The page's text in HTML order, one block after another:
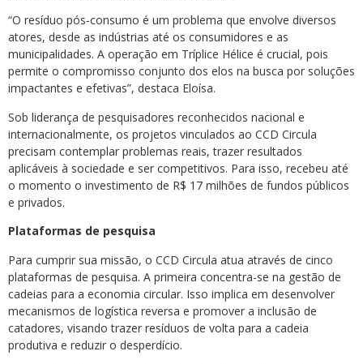
“O resíduo pós-consumo é um problema que envolve diversos
atores, desde as indústrias até os consumidores e as
municipalidades. A operação em Tríplice Hélice é crucial, pois
permite o compromisso conjunto dos elos na busca por soluções
impactantes e efetivas”, destaca Eloísa.
Sob liderança de pesquisadores reconhecidos nacional e
internacionalmente, os projetos vinculados ao CCD Circula
precisam contemplar problemas reais, trazer resultados
aplicáveis à sociedade e ser competitivos. Para isso, recebeu até
o momento o investimento de R$ 17 milhões de fundos públicos
e privados.
Plataformas de pesquisa
Para cumprir sua missão, o CCD Circula atua através de cinco
plataformas de pesquisa. A primeira concentra-se na gestão de
cadeias para a economia circular. Isso implica em desenvolver
mecanismos de logística reversa e promover a inclusão de
catadores, visando trazer resíduos de volta para a cadeia
produtiva e reduzir o desperdício.